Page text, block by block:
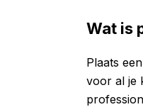
Wat is
Plaats
voor al je